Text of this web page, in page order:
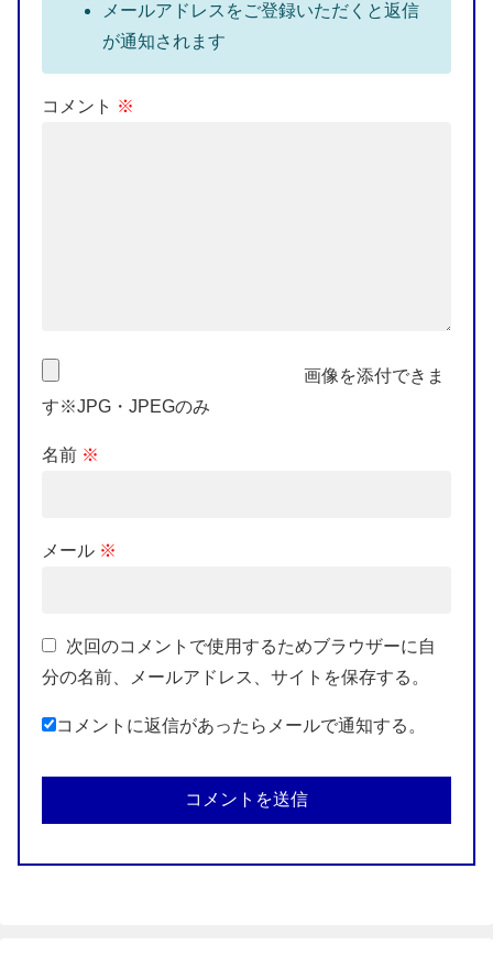
メールアドレスをご登録いただくと返信
が通知されます
コメント ※
画像を添付できま
す※JPG・JPEGのみ
名前 ※
メール ※
次回のコメントで使用するためブラウザーに自
分の名前、メールアドレス、サイトを保存する。
コメントに返信があったらメールで通知する。